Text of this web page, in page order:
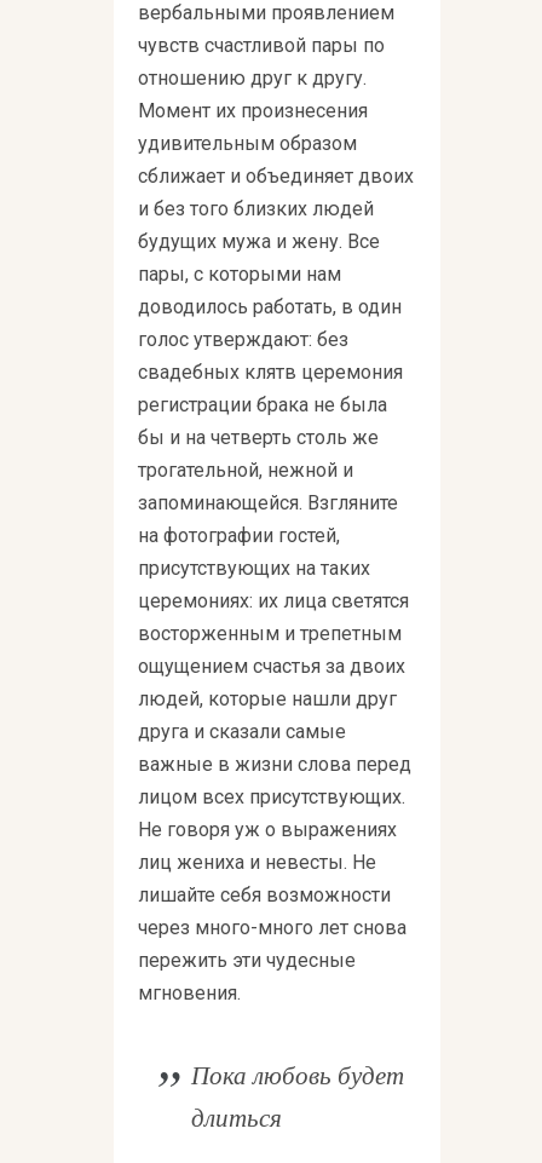
вербальными проявлением
чувств счастливой пары по
отношению друг к другу.
Момент их произнесения
удивительным образом
сближает и объединяет двоих
и без того близких людей
будущих мужа и жену. Все
пары, с которыми нам
доводилось работать, в один
голос утверждают: без
свадебных клятв церемония
регистрации брака не была
бы и на четверть столь же
трогательной, нежной и
запоминающейся. Взгляните
на фотографии гостей,
присутствующих на таких
церемониях: их лица светятся
восторженным и трепетным
ощущением счастья за двоих
людей, которые нашли друг
друга и сказали самые
важные в жизни слова перед
лицом всех присутствующих.
Не говоря уж о выражениях
лиц жениха и невесты. Не
лишайте себя возможности
через много-много лет снова
пережить эти чудесные
мгновения.
Пока любовь будет
длиться